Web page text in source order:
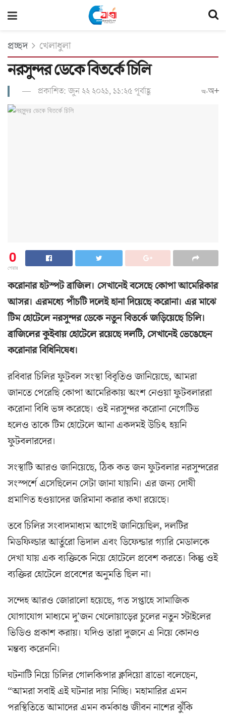
প্রচ্ছদ খেলাধুলা
নরসুন্দর ডেকে বিতর্কে চিলি
প্রকাশিত: জুন ২২ ২০২১, ১১:২৫ পূর্বাহ্ণ অ-অ+
0
শেয়ার
করোনার হটস্পট ব্রাজিল। সেখানেই বসেছে কোপা আমেরিকার
আসর। এরমধ্যে পাঁচটি দলেই হানা দিয়েছে করোনা। এর মাঝে
টিম হোটেলে নরসুন্দর ডেকে নতুন বিতর্কে জড়িয়েছে চিলি।
ব্রাজিলের কুইবায় হোটেলে রয়েছে দলটি, সেখানেই ভেঙেছেন
করোনার বিধিনিষেধ।
রবিবার চিলির ফুটবল সংস্থা বিবৃতিও জানিয়েছে, আমরা
জানতে পেরেছি কোপা আমেরিকায় অংশ নেওয়া ফুটবলাররা
করোনা বিধি ভঙ্গ করেছে। ওই নরসুন্দর করোনা নেগেটিভ
হলেও তাকে টিম হোটেলে আনা একদমই উচিৎ হয়নি
ফুটবলারদের।
সংস্থাটি আরও জানিয়েছে, ঠিক কত জন ফুটবলার নরসুন্দরের
সংস্পর্শে এসেছিলেন সেটা জানা যায়নি। এর জন্য দোষী
প্রমাণিত হওয়াদের জরিমানা করার কথা রয়েছে।
তবে চিলির সংবাদমাধ্যম আগেই জানিয়েছিল, দলটির
মিডফিল্ডার আর্তুরো ভিদাল এবং ডিফেন্ডার গ্যারি মেডালকে
দেখা যায় এক ব্যক্তিকে নিয়ে হোটেলে প্রবেশ করতে। কিন্তু ওই
ব্যক্তির হোটেলে প্রবেশের অনুমতি ছিল না।
সন্দেহ আরও জোরালো হয়েছে, গত সপ্তাহে সামাজিক
যোগাযোগ মাধ্যমে দু’জন খেলোয়াড়ের চুলের নতুন স্টাইলের
ভিডিও প্রকাশ করায়। যদিও তারা দুজনে এ নিয়ে কোনও
মন্তব্য করেননি।
ঘটনাটি নিয়ে চিলির গোলকিপার ক্লদিয়ো ব্রাভো বলেছেন,
“আমরা সবাই এই ঘটনার দায় নিচ্ছি। মহামারির এমন
পরস্থিতিতে আমাদের এমন কর্মকাণ্ড জীবন নাশের ঝুঁকি